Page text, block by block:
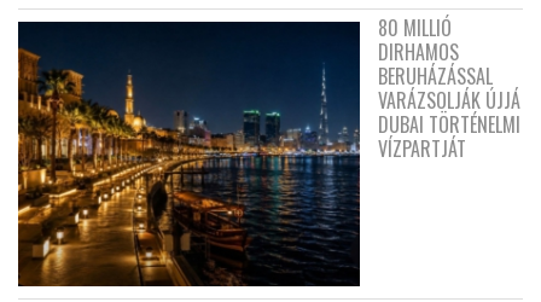
80 MILLIÓ
DIRHAMOS
BERUHÁZÁSSAL
VARÁZSOLJÁK ÚJJÁ
DUBAI TÖRTÉNELMI
VÍZPARTJÁT